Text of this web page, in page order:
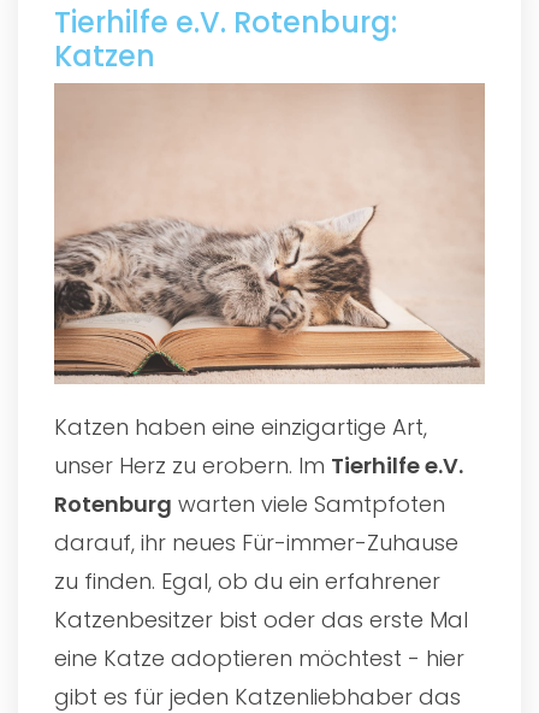
Tierhilfe e.V. Rotenburg:
Katzen
Katzen haben eine einzigartige Art,
unser Herz zu erobern. Im Tierhilfe e.V.
Rotenburg warten viele Samtpfoten
darauf, ihr neues Für-immer-Zuhause
zu finden. Egal, ob du ein erfahrener
Katzenbesitzer bist oder das erste Mal
eine Katze adoptieren möchtest - hier
gibt es für jeden Katzenliebhaber das